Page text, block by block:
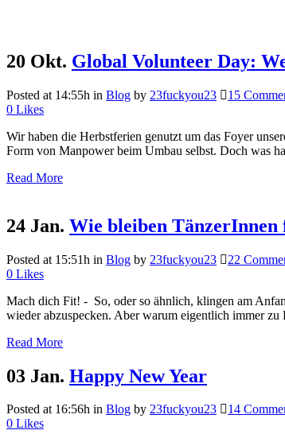
20 Okt. Global Volunteer Day:
Posted at 14:55h in Blog by 23fuckyou23
15
0 Likes
Wir haben die Herbstferien genutzt um das Foyer
Form von Manpower beim Umbau selbst. Doch was
Read More
24 Jan. Wie bleiben TänzerInnen
Posted at 15:51h in Blog by 23fuckyou23
22
0 Likes
Mach dich Fit! - So, oder so ähnlich, klingen am
wieder abzuspecken. Aber warum eigentlich immer zu
Read More
03 Jan. Happy New Year
Posted at 16:56h in Blog by 23fuckyou23
14
0 Likes